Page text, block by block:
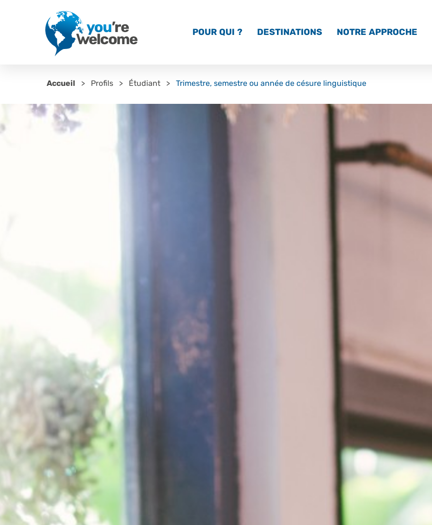
POUR QUI ? DESTINATIONS NOTRE APPROCHE
Accueil Profils Étudiant Trimestre, semestre ou année de césure linguistique